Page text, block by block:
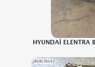
HYUNDAİ ELENTRA